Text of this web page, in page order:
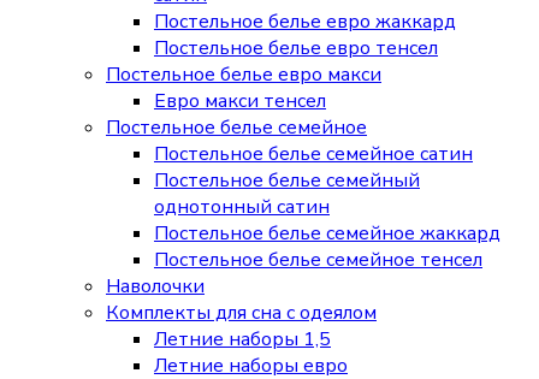
Постельное белье евро жаккард
Постельное белье евро тенсел
Постельное белье евро макси
Евро макси тенсел
Постельное белье семейное
Постельное белье семейное сатин
Постельное белье семейный
однотонный сатин
Постельное белье семейное жаккард
Постельное белье семейное тенсел
Наволочки
Комплекты для сна с одеялом
Летние наборы 1,5
Летние наборы евро